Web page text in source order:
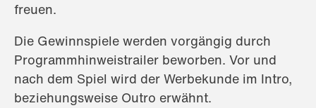
freuen.
Die Gewinnspiele werden vorgängig durch
Programmhinweistrailer beworben. Vor und
nach dem Spiel wird der Werbekunde im Intro,
beziehungsweise Outro erwähnt.